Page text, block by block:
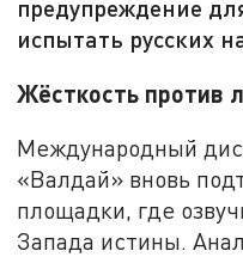
предупреждение
испытать русских
Жёсткость против
Международный
«Валдай» вновь
площадки, где
Запада истины.